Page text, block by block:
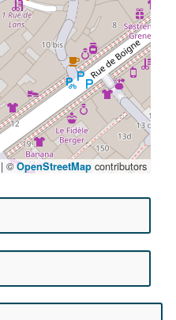
| ©OpenStreetMap contributors